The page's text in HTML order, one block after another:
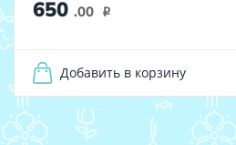
650 .00 i
Добавить в корзину